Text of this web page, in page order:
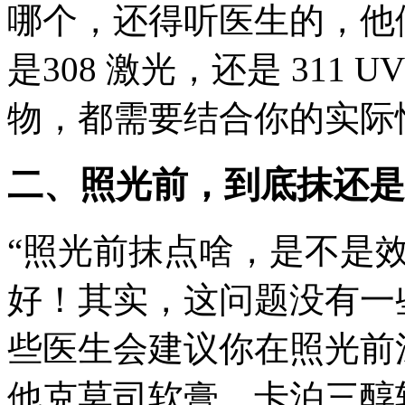
哪个，还得听医生的，
是308 激光，还是 311
物，都需要结合你的实际
二、照光前，到底抹还
“照光前抹点啥，是不是
好！其实，这问题没有
些医生会建议你在照光
他克莫司软膏、卡泊三